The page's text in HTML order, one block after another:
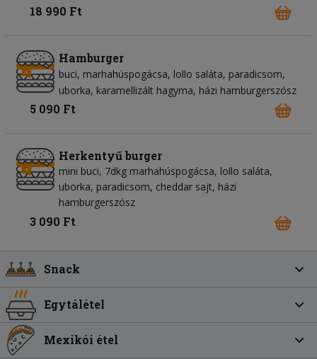
18 990 Ft
Hamburger
buci marhahúspogácsa lollo saláta paradicsom
uborka karamellizált hagyma házi hamburgerszósz
5 090 Ft
Herkentyű burger
mini buci, 7dkg marhahúspogácsa, lollo saláta,
uborka, paradicsom, cheddar sajt, házi
hamburgerszósz
3 090 Ft
Snack
Egytálétel
Mexikói étel